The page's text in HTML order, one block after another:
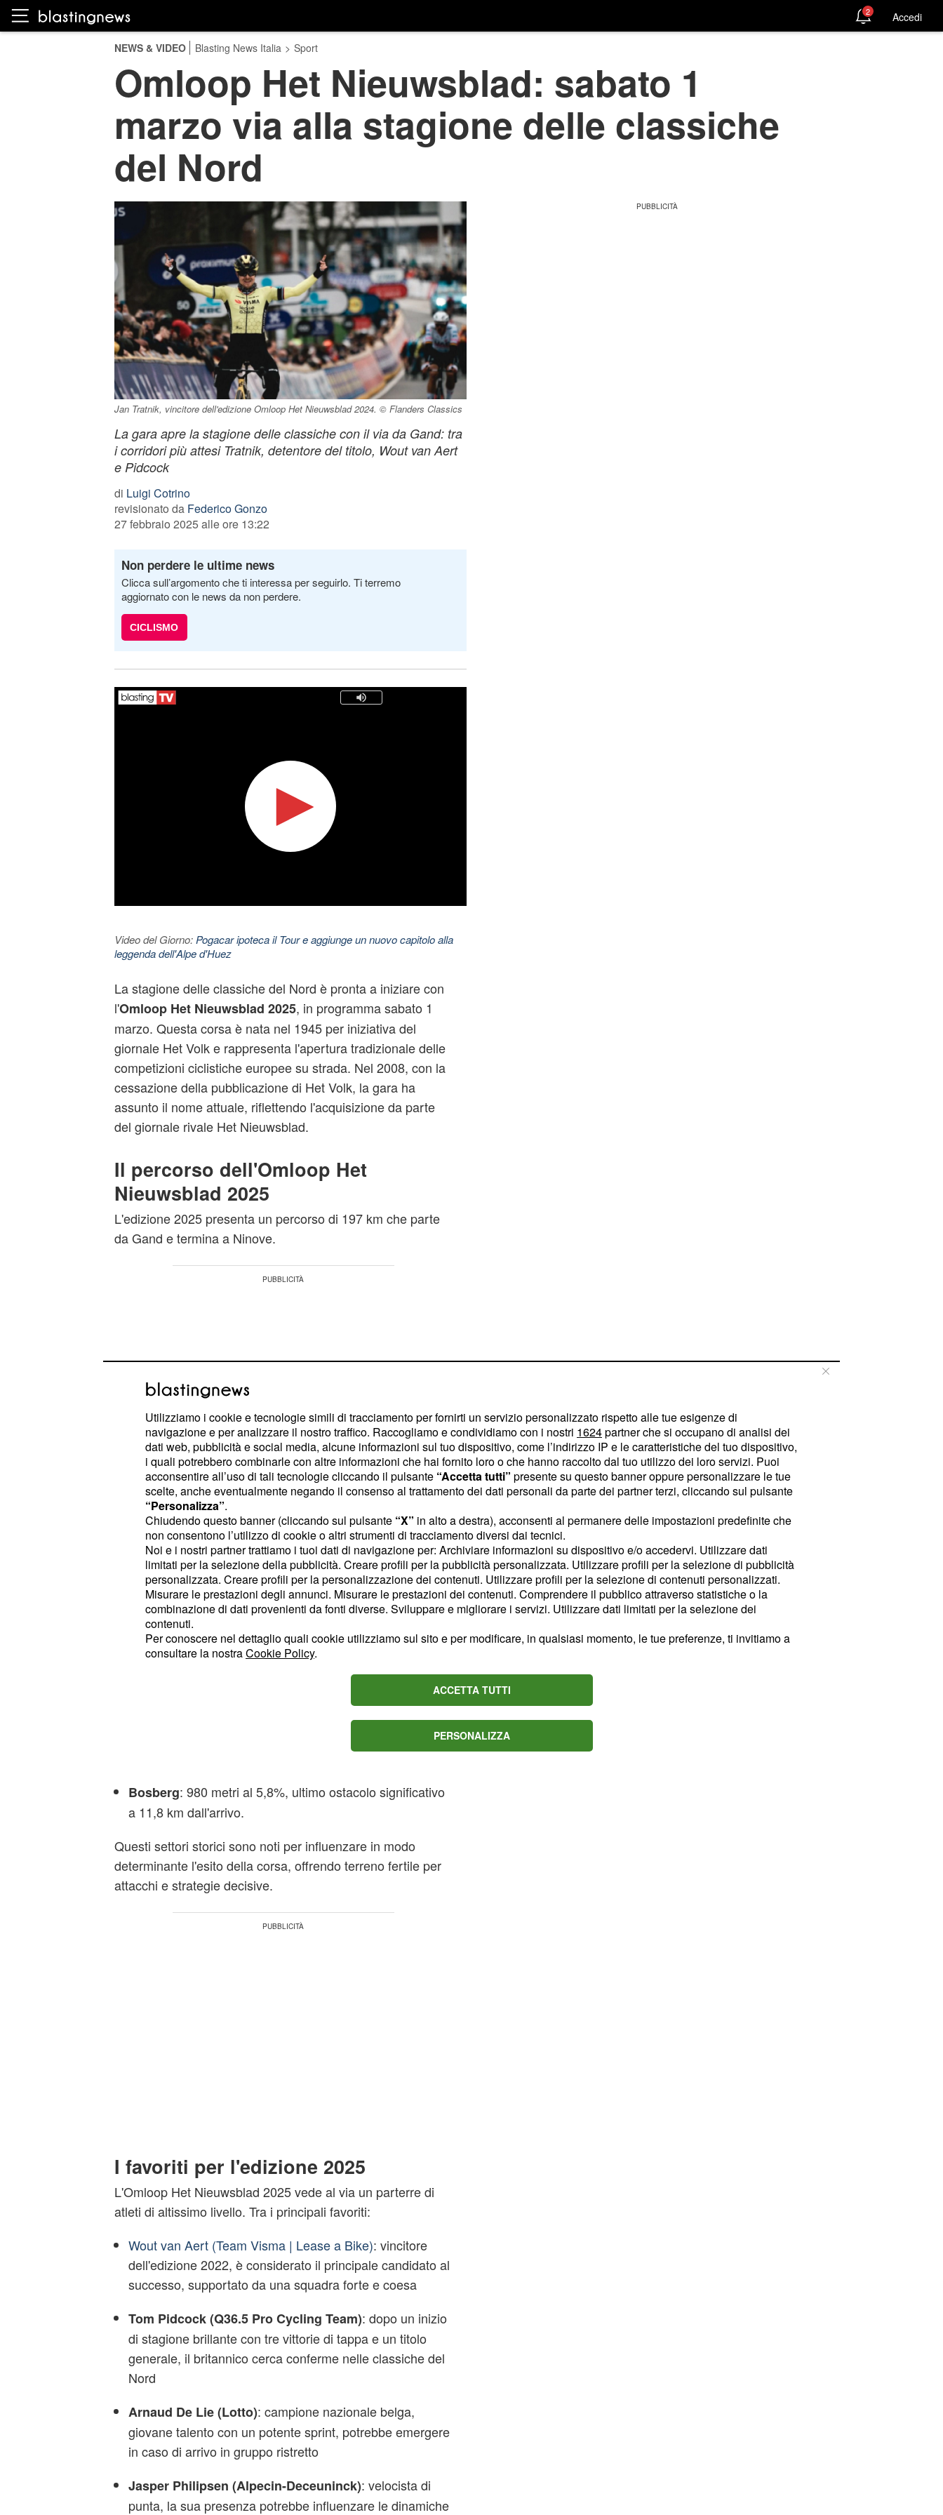
2 Accedi
NEWS & VIDEO Blasting News Italia > Sport
Omloop Het Nieuwsblad: sabato 1
marzo via alla stagione delle classiche
del Nord
Jan Tratnik, vincitore dell'edizione Omloop Het Nieuwsblad 2024. © Flanders Classics
La gara apre la stagione delle classiche con il via da Gand: tra
i corridori più attesi Tratnik, detentore del titolo, Wout van Aert
e Pidcock
di Luigi Cotrino
revisionato da Federico Gonzo
27 febbraio 2025 alle ore 13:22
Non perdere le ultime news
Clicca sull’argomento che ti interessa per seguirlo. Ti terremo
aggiornato con le news da non perdere.
CICLISMO
Video del Giorno: Pogacar ipoteca il Tour e aggiunge un nuovo capitolo alla
leggenda dell'Alpe d'Huez
La stagione delle classiche del Nord è pronta a iniziare con
l'Omloop Het Nieuwsblad 2025, in programma sabato 1
marzo. Questa corsa è nata nel 1945 per iniziativa del
giornale Het Volk e rappresenta l'apertura tradizionale delle
competizioni ciclistiche europee su strada. Nel 2008, con la
cessazione della pubblicazione di Het Volk, la gara ha
assunto il nome attuale, riflettendo l'acquisizione da parte
del giornale rivale Het Nieuwsblad.
Il percorso dell'Omloop Het
Nieuwsblad 2025
L'edizione 2025 presenta un percorso di 197 km che parte
da Gand e termina a Ninove.
I corridori affronteranno 11 "hellingen" (brevi salite tipiche
delle Fiandre) e 8 settori in pavé, elementi che rendono la
corsa particolarmente impegnativa. Tra i punti chiave del
tracciato:
Leberg: affrontato tre volte durante la gara, con una
lunghezza di 950 metri e una pendenza media del 4,2%.
: 500 metri al 7% di pendenza, spesso
: 1.139 metri con una
pendenza media del 9,2% e punte fino al 19,8%, situato a
Bosberg: 980 metri al 5,8%, ultimo ostacolo significativo
a 11,8 km dall'arrivo.
Questi settori storici sono noti per influenzare in modo
determinante l'esito della corsa, offrendo terreno fertile per
attacchi e strategie decisive.
I favoriti per l'edizione 2025
L'Omloop Het Nieuwsblad 2025 vede al via un parterre di
atleti di altissimo livello. Tra i principali favoriti:
Wout van Aert (Team Visma | Lease a Bike): vincitore
dell'edizione 2022, è considerato il principale candidato al
successo, supportato da una squadra forte e coesa
Tom Pidcock (Q36.5 Pro Cycling Team): dopo un inizio
di stagione brillante con tre vittorie di tappa e un titolo
generale, il britannico cerca conferme nelle classiche del
Nord
Arnaud De Lie (Lotto): campione nazionale belga,
giovane talento con un potente sprint, potrebbe emergere
in caso di arrivo in gruppo ristretto
Jasper Philipsen (Alpecin-Deceuninck): velocista di
punta, la sua presenza potrebbe influenzare le dinamiche
Utilizziamo i cookie e tecnologie simili di tracciamento per fornirti un servizio personalizzato rispetto alle tue esigenze di
navigazione e per analizzare il nostro traffico. Raccogliamo e condividiamo con i nostri 1624partner che si occupano di analisi dei
dati web, pubblicità e social media, alcune informazioni sul tuo dispositivo, come l’indirizzo IP e le caratteristiche del tuo dispositivo,
i quali potrebbero combinarle con altre informazioni che hai fornito loro o che hanno raccolto dal tuo utilizzo dei loro servizi. Puoi
acconsentire all’uso di tali tecnologie cliccando il pulsante “Accetta tutti” presente su questo banner oppure personalizzare le tue
scelte, anche eventualmente negando il consenso al trattamento dei dati personali da parte dei partner terzi, cliccando sul pulsante
“Personalizza”.
Chiudendo questo banner (cliccando sul pulsante “X” in alto a destra), acconsenti al permanere delle impostazioni predefinite che
non consentono l’utilizzo di cookie o altri strumenti di tracciamento diversi dai tecnici.
Noi e i nostri partner trattiamo i tuoi dati di navigazione per: Archiviare informazioni su dispositivo e/o accedervi. Utilizzare dati
limitati per la selezione della pubblicità. Creare profili per la pubblicità personalizzata. Utilizzare profili per la selezione di pubblicità
personalizzata. Creare profili per la personalizzazione dei contenuti. Utilizzare profili per la selezione di contenuti personalizzati.
Misurare le prestazioni degli annunci. Misurare le prestazioni dei contenuti. Comprendere il pubblico attraverso statistiche o la
combinazione di dati provenienti da fonti diverse. Sviluppare e migliorare i servizi. Utilizzare dati limitati per la selezione dei
contenuti.
Per conoscere nel dettaglio quali cookie utilizziamo sul sito e per modificare, in qualsiasi momento, le tue preferenze, ti invitiamo a
consultare la nostraCookie Policy.
ACCETTA TUTTI
PERSONALIZZA